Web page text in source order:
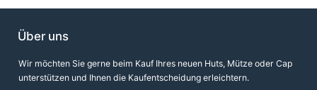
Über uns
Wir möchten Sie gerne beim Kauf Ihres neuen Huts, Mütze oder Cap
unterstützen und Ihnen die Kaufentscheidung erleichtern.